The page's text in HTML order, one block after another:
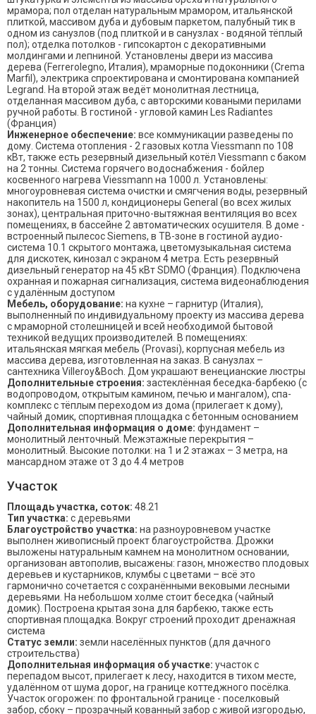
мрамора; пол отделан натуральным мрамором, итальянской
плиткой, массивом дуба и дубовым паркетом, палубный тик в
одном из санузлов (под плиткой и в санузлах - водяной тёплый
пол); отделка потолков - гипсокартон с декоративными
молдингами и лепниной. Установлены двери из массива
дерева (Ferrerolegno, Италия), мраморные подоконники (Crema
Marfil), электрика спроектирована и смонтирована компанией
Legrand. На второй этаж ведёт монолитная лестница,
отделанная массивом дуба, с авторскими коваными перилами
ручной работы. В гостиной - угловой камин Les Radiantes
(Франция)
Инженерное обеспечение: все коммуникации разведены по
дому. Система отопления - 2 газовых котла Viessmann по 108
кВт, также есть резервный дизельный котёл Viessmann с баком
на 2 тонны. Система горячего водоснабжения - бойлер
косвенного нагрева Viessmann на 1000 л. Установлены:
многоуровневая система очистки и смягчения воды, резервный
накопитель на 1500 л, кондиционеры General (во всех жилых
зонах), центральная приточно-вытяжная вентиляция во всех
помещениях, в бассейне 2 автоматических осушителя. В доме -
встроенный пылесос Siemens, в ТВ-зоне в гостиной аудио-
система 10.1 скрытого монтажа, цветомузыкальная система
для дискотек, кинозал с экраном 4 метра. Есть резервный
дизельный генератор на 45 кВт SDMO (Франция). Подключена
охранная и пожарная сигнализация, система видеонаблюдения
с удалённым доступом
Мебель, оборудование: на кухне – гарнитур (Италия),
выполненный по индивидуальному проекту из массива дерева
с мраморной столешницей и всей необходимой бытовой
техникой ведущих производителей. В помещениях:
итальянская мягкая мебель (Provasi), корпусная мебель из
массива дерева, изготовленная на заказ. В санузлах –
сантехника Villeroy&Boch. Дом украшают венецианские люстры
Дополнительные строения: застеклённая беседка-барбекю (с
водопроводом, открытым камином, печью и мангалом), спа-
комплекс с тёплым переходом из дома (прилегает к дому),
чайный домик, спортивная площадка с бетонным основанием
Дополнительная информация о доме: фундамент –
монолитный ленточный. Межэтажные перекрытия –
монолитный. Высокие потолки: на 1 и 2 этажах – 3 метра, на
мансардном этаже от 3 до 4.4 метров
Участок
Площадь участка, соток: 48.21
Тип участка: с деревьями
Благоустройство участка: на разноуровневом участке
выполнен живописный проект благоустройства. Дрожки
выложены натуральным камнем на монолитном основании,
организован автополив, высажены: газон, множество плодовых
деревьев и кустарников, клумбы с цветами – всё это
гармонично сочетается с сохранёнными вековыми лесными
деревьями. На небольшом холме стоит беседка (чайный
домик). Построена крытая зона для барбекю, также есть
спортивная площадка. Вокруг строений проходит дренажная
система
Статус земли: земли населённых пунктов (для дачного
строительства)
Дополнительная информация об участке: участок с
перепадом высот, прилегает к лесу, находится в тихом месте,
удалённом от шума дорог, на границе коттеджного посёлка.
Участок огорожен: по фронтальной границе - поселковый
забор, сбоку – прозрачный кованный забор с живой изгородью,